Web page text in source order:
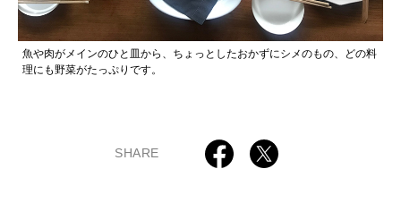
魚や肉がメインのひと皿から、ちょっとしたおかずにシメのもの、どの料
理にも野菜がたっぷりです。
SHARE